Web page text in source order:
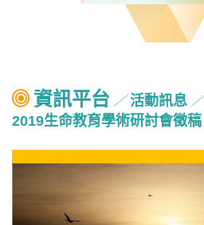
資訊平台 ╱ 活動訊息 ╱
2019生命教育學術研討會徵稿